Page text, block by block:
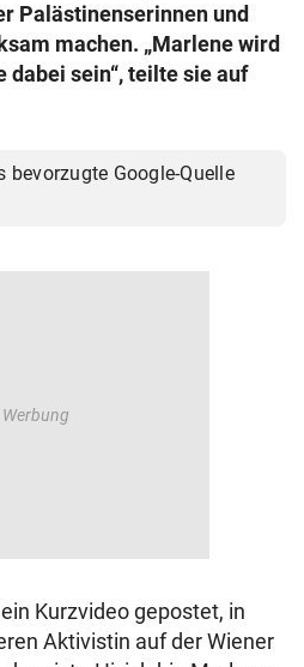
Palästinenserinnen und
machen. „Marlene wird
dabei sein“, teilte sie auf
bevorzugte Google-Quelle
Kurzvideo gepostet, in
Aktivistin auf der Wiener